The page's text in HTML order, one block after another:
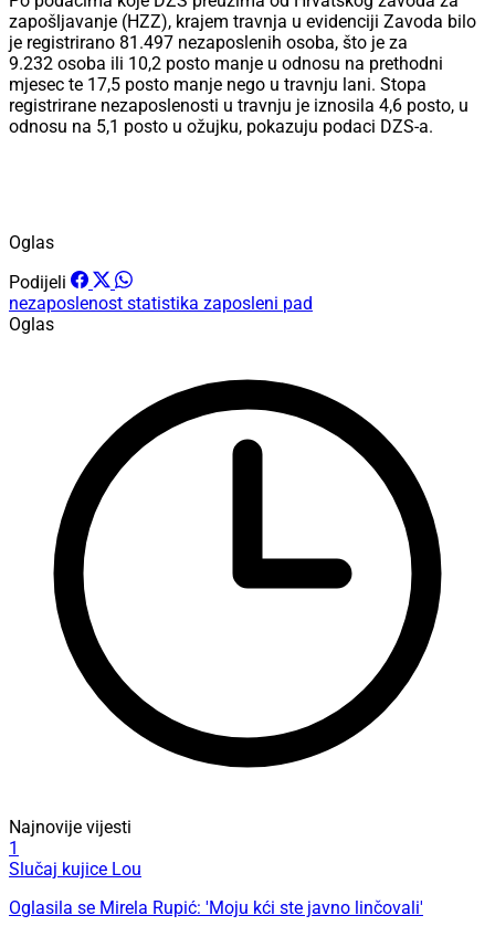
zapošljavanje (HZZ), krajem travnja u evidenciji Zavoda bilo
je registrirano 81.497 nezaposlenih osoba, što je za
9.232 osoba ili 10,2 posto manje u odnosu na prethodni
mjesec te 17,5 posto manje nego u travnju lani. Stopa
registrirane nezaposlenosti u travnju je iznosila 4,6 posto, u
odnosu na 5,1 posto u ožujku, pokazuju podaci DZS-a.
Oglas
Podijeli
nezaposlenost statistika zaposleni pad
Oglas
Najnovije vijesti
1
Slučaj kujice Lou
Oglasila se Mirela Rupić: 'Moju kći ste javno linčovali'